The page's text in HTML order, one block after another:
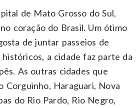
de Mato Grosso do Sul,
coração do Brasil. Um ótimo
de juntar passeios de
a cidade faz parte da
As outras cidades que
Corguinho, Haraguari, Nova
do Rio Pardo, Rio Negro,